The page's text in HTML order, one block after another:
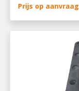
Prijs op aanvraag